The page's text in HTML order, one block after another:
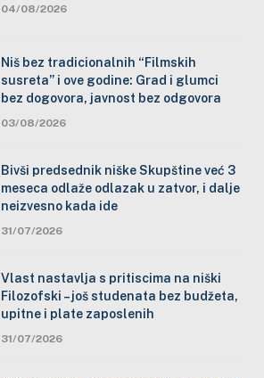
04/08/2026
Niš bez tradicionalnih “Filmskih
susreta” i ove godine: Grad i glumci
bez dogovora, javnost bez odgovora
03/08/2026
Bivši predsednik niške Skupštine već 3
meseca odlaže odlazak u zatvor, i dalje
neizvesno kada ide
31/07/2026
Vlast nastavlja s pritiscima na niški
Filozofski – još studenata bez budžeta,
upitne i plate zaposlenih
31/07/2026